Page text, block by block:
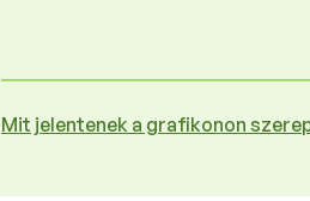
Mit jelentenek a grafikonon